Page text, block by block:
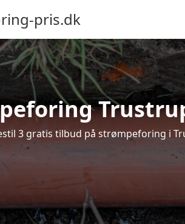
pris.dk
3 gratis tilbud på strømpeforing i